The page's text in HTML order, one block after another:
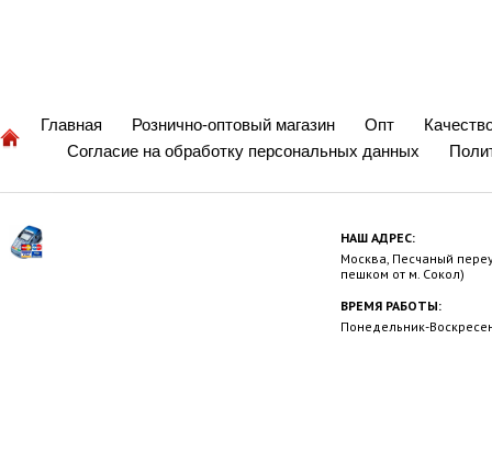
Главная Рознично-оптовый магазин Опт
Согласие на обработку персональных данных
НАШ АДРЕС:
Москва, Песчаный
пешком от м. Сокол)
ВРЕМЯ РАБОТЫ:
Понедельник-